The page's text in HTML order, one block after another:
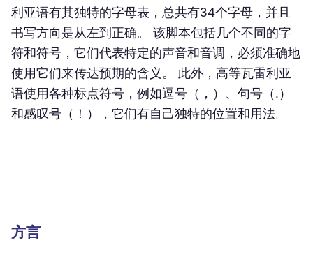
利亚语有其独特的字母表，总共有34个字母，并且
书写方向是从左到正确。 该脚本包括几个不同的字
符和符号，它们代表特定的声音和音调，必须准确地
使用它们来传达预期的含义。 此外，高等瓦雷利亚
语使用各种标点符号，例如逗号（，）、句号（.）
和感叹号（！），它们有自己独特的位置和用法。
方言